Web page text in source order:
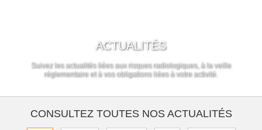
ACTUALITÉS
Suivez les actualités liées aux risques radiologiques, à la veille
réglementaire et à vos obligations liées à votre activité.
CONSULTEZ TOUTES NOS ACTUALITÉS